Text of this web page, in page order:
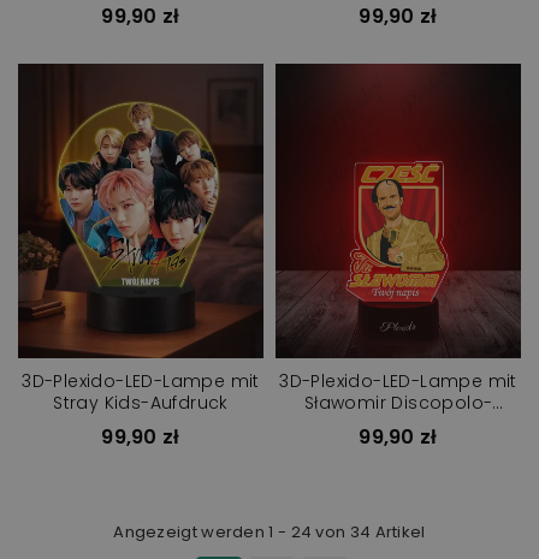
99,90 zł 99,90 zł
3D-Plexido-LED-Lampe mit
Stray Kids-Aufdruck
99,90 zł
3D-Plexido-LED-Lampe mit
Sławomir Discopolo-
Aufdruck
99,90 zł
Angezeigt werden 1 - 24 von 34 Artikel